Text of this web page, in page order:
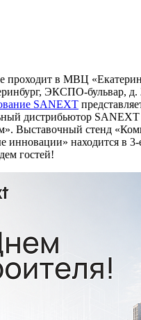
проходит в МВЦ
ЭКСПО-бульвар,
SANEXT
дистрибьютор
Выставочный стенд
инновации» находится в
гостей!